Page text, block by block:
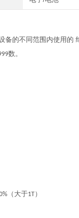
的不同范围内使用的
数。
（大于1T）